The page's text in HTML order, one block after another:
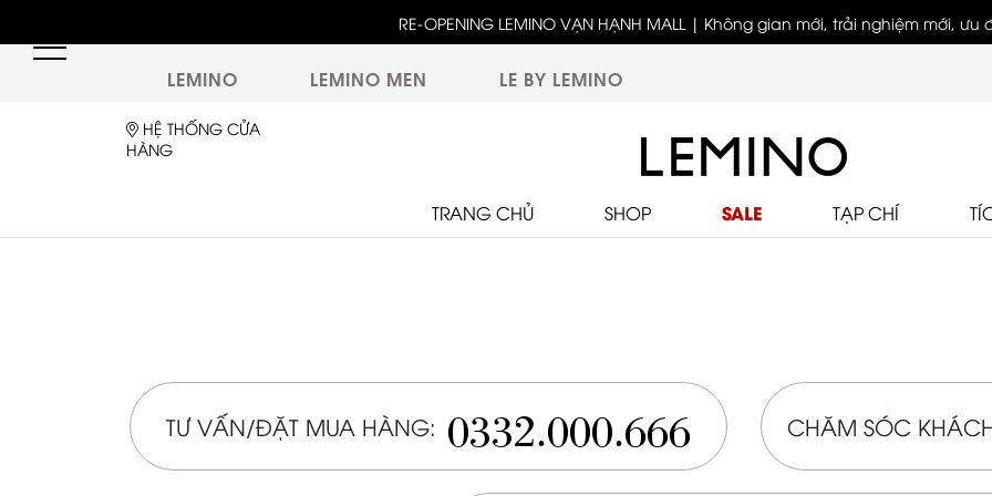
túi LEMINO với logo Double L mới sau một thập kỷ
RE-OPENING LEMINO VẠN HẠNH MALL | Không gian mới, trải nghiệm mới, ưu
biệt
LEMINO LEMINO MEN LE BY LEMINO
HỆ THỐNG CỬA
HÀNG
TRANG CHỦ SHOP SALE TẠP CHÍ
TƯ VẤN/ĐẶT MUA HÀNG: 0332.000.666 CHĂM SÓC